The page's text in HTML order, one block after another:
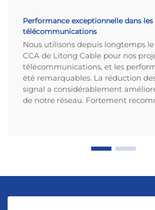
Performance exceptionnelle dans les
télécommunications
Nous utilisons depuis longtemps
CCA de Litong Cable pour nos
télécommunications, et les
été remarquables. La réduction
signal a considérablement
de notre réseau. Fortement